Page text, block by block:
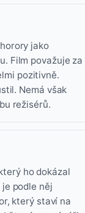
jako
Film považuje za
pozitivně.
Nemá však
režisérů.
ho dokázal
podle něj
který staví na